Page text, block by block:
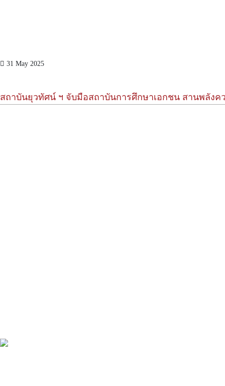
31 May 2025
สถาบันยุวทัศน์ ฯ จับมือสถาบันการศึกษาเอกชน สานพลังค